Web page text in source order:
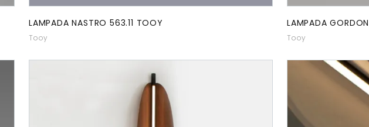
LAMPADA NASTRO 563.11 TOOY
Tooy
LAMPADA
Tooy